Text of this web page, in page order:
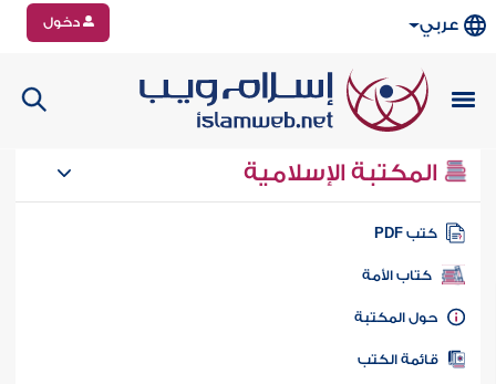
عربي دخول
المكتبة الإسلامية
كتب PDF
كتاب الأمة
المكتبة